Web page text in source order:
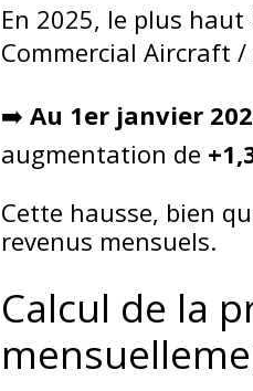
En 2025, le plus
Commercial Aircraft
➡️ Au 1er janvier
augmentation de
Cette hausse, bien
revenus mensuels.
Calcul de la